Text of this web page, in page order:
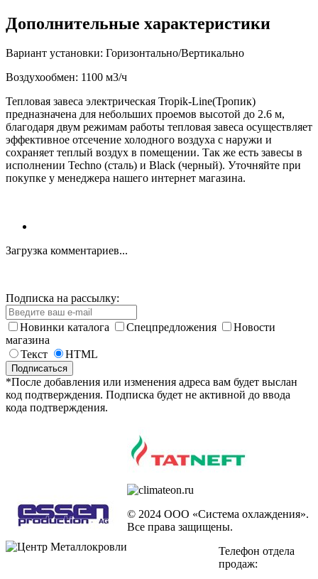
Дополнительные характеристики
Вариант установки: Горизонтально/Вертикально
Воздухообмен: 1100 м3/ч
Тепловая завеса электрическая Tropik-Line(Тропик)
предназначена для небольших проемов высотой до 2.6 м,
благодаря двум режимам работы тепловая завеса осуществляет
эффективное отсечение холодного воздуха с наружи и
сохраняет теплый воздух в помещении. Так же есть завесы в
исполнении Techno (сталь) и Black (черный). Уточняйте при
покупке у менеджера нашего интернет магазина.
Загрузка комментариев...
Подписка на рассылку:
Новинки каталога Спецпредложения
Новости
магазина
Текст
HTML
*После добавления или изменения адреса вам будет выслан
код подтверждения. Подписка будет не активной до ввода
кода подтверждения.
© 2024 ООО «Система охлаждения».
Все права защищены.
Телефон отдела
продаж: